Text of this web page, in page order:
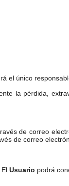
el único
la pérdida,
de correo
de correo
Usuario podrá